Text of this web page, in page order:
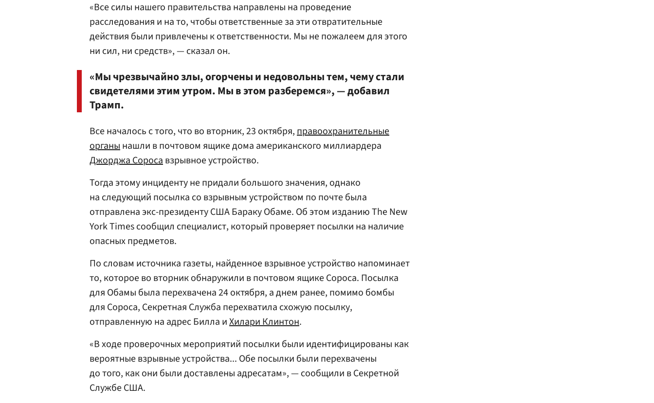
«Все силы нашего правительства направлены на проведение
расследования и на то, чтобы ответственные за эти отвратительные
действия были привлечены к ответственности. Мы не пожалеем для этого
ни сил, ни средств», — сказал он.
«Мы чрезвычайно злы, огорчены и недовольны тем, чему стали
свидетелями этим утром. Мы в этом разберемся», — добавил
Трамп.
Все началось с того, что во вторник, 23 октября,правоохранительные
органынашли в почтовом ящике дома американского миллиардера
Джорджа Соросавзрывное устройство.
Тогда этому инциденту не придали большого значения, однако
на следующий посылка со взрывным устройством по почте была
отправлена экс-президенту США Бараку Обаме. Об этом изданию The New
York Times сообщил специалист, который проверяет посылки на наличие
опасных предметов.
По словам источника газеты, найденное взрывное устройство напоминает
то, которое во вторник обнаружили в почтовом ящике Сороса. Посылка
для Обамы была перехвачена 24 октября, а днем ранее, помимо бомбы
для Сороса, Секретная Служба перехватила схожую посылку,
отправленную на адрес Билла иХилари Клинтон.
«В ходе проверочных мероприятий посылки были идентифицированы как
вероятные взрывные устройства... Обе посылки были перехвачены
до того, как они были доставлены адресатам», — сообщили в Секретной
Службе США.